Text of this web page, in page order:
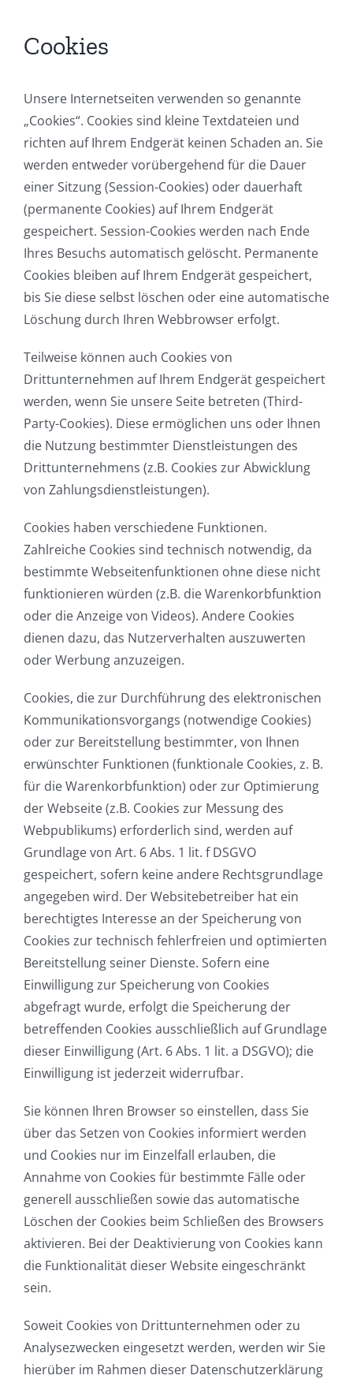
Cookies
Unsere Internetseiten verwenden so genannte
„Cookies“. Cookies sind kleine Textdateien und
richten auf Ihrem Endgerät keinen Schaden an. Sie
werden entweder vorübergehend für die Dauer
einer Sitzung (Session-Cookies) oder dauerhaft
(permanente Cookies) auf Ihrem Endgerät
gespeichert. Session-Cookies werden nach Ende
Ihres Besuchs automatisch gelöscht. Permanente
Cookies bleiben auf Ihrem Endgerät gespeichert,
bis Sie diese selbst löschen oder eine automatische
Löschung durch Ihren Webbrowser erfolgt.
Teilweise können auch Cookies von
Drittunternehmen auf Ihrem Endgerät gespeichert
werden, wenn Sie unsere Seite betreten (Third-
Party-Cookies). Diese ermöglichen uns oder Ihnen
die Nutzung bestimmter Dienstleistungen des
Drittunternehmens (z.B. Cookies zur Abwicklung
von Zahlungsdienstleistungen).
Cookies haben verschiedene Funktionen.
Zahlreiche Cookies sind technisch notwendig, da
bestimmte Webseitenfunktionen ohne diese nicht
funktionieren würden (z.B. die Warenkorbfunktion
oder die Anzeige von Videos). Andere Cookies
dienen dazu, das Nutzerverhalten auszuwerten
oder Werbung anzuzeigen.
Cookies, die zur Durchführung des elektronischen
Kommunikationsvorgangs (notwendige Cookies)
oder zur Bereitstellung bestimmter, von Ihnen
erwünschter Funktionen (funktionale Cookies, z. B.
für die Warenkorbfunktion) oder zur Optimierung
der Webseite (z.B. Cookies zur Messung des
Webpublikums) erforderlich sind, werden auf
Grundlage von Art. 6 Abs. 1 lit. f DSGVO
gespeichert, sofern keine andere Rechtsgrundlage
angegeben wird. Der Websitebetreiber hat ein
berechtigtes Interesse an der Speicherung von
Cookies zur technisch fehlerfreien und optimierten
Bereitstellung seiner Dienste. Sofern eine
Einwilligung zur Speicherung von Cookies
abgefragt wurde, erfolgt die Speicherung der
betreffenden Cookies ausschließlich auf Grundlage
dieser Einwilligung (Art. 6 Abs. 1 lit. a DSGVO); die
Einwilligung ist jederzeit widerrufbar.
Sie können Ihren Browser so einstellen, dass Sie
über das Setzen von Cookies informiert werden
und Cookies nur im Einzelfall erlauben, die
Annahme von Cookies für bestimmte Fälle oder
generell ausschließen sowie das automatische
Löschen der Cookies beim Schließen des Browsers
aktivieren. Bei der Deaktivierung von Cookies kann
die Funktionalität dieser Website eingeschränkt
sein.
Soweit Cookies von Drittunternehmen oder zu
Analysezwecken eingesetzt werden, werden wir Sie
hierüber im Rahmen dieser Datenschutzerklärung